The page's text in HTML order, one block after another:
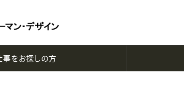
事をお探しの方